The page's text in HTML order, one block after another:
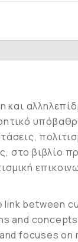
στο βιβλίο
between
and
focuses